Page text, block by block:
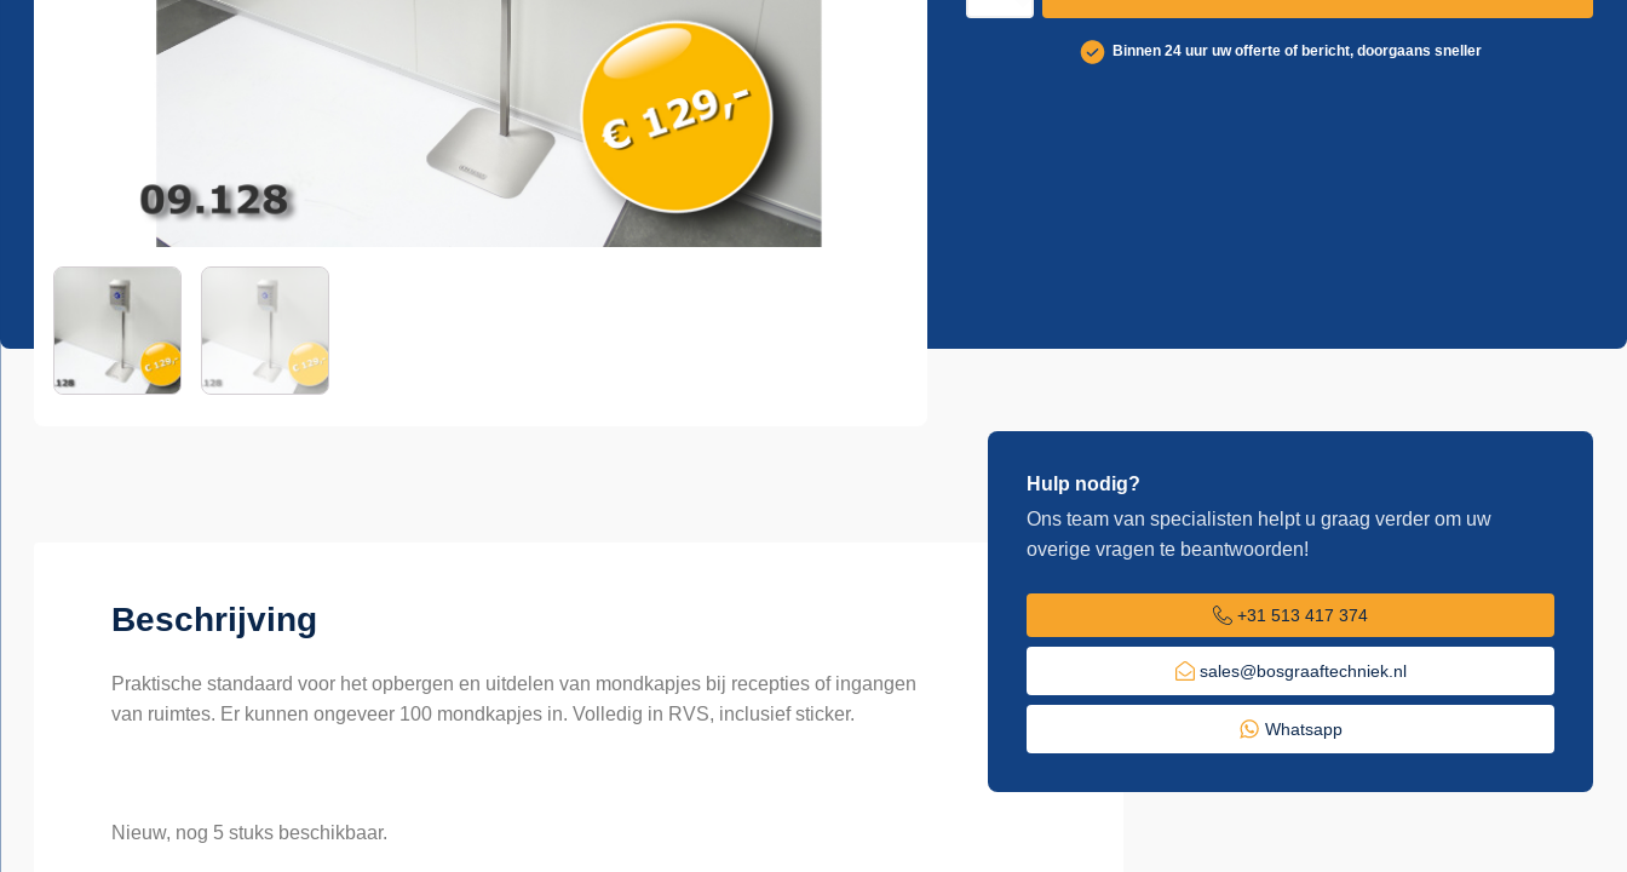
Binnen 24 uur uw offerte of bericht, doorgaans sneller
Beschrijving
Praktische standaard voor het opbergen en uitdelen van mondkapjes bij recepties of ingangen
van ruimtes. Er kunnen ongeveer 100 mondkapjes in. Volledig in RVS, inclusief sticker.
Nieuw, nog 5 stuks beschikbaar.
Hulp nodig?
Ons team van specialisten helpt u graag verder om uw
overige vragen te beantwoorden!
+31 513 417 374
sales@bosgraaftechniek.nl
Whatsapp